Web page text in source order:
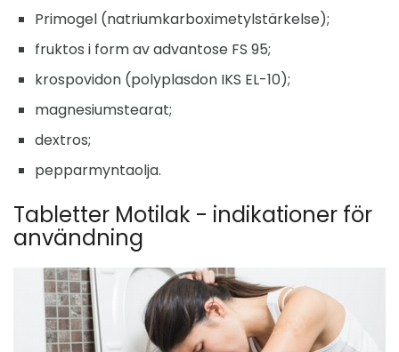
Primogel (natriumkarboximetylstärkelse);
fruktos i form av advantose FS 95;
krospovidon (polyplasdon IKS EL-10);
magnesiumstearat;
dextros;
pepparmyntaolja.
Tabletter Motilak - indikationer för
användning